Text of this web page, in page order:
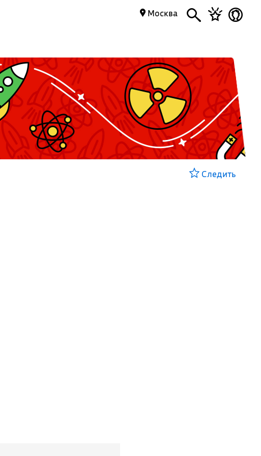
Москва
Следить